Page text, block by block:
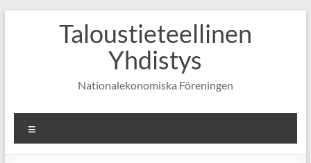
Taloustieteellinen
Yhdistys
Nationalekonomiska Föreningen